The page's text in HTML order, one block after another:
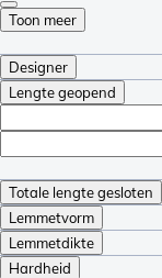
Toon meer
Designer
Lengte geopend
Totale lengte gesloten
Lemmetvorm
Lemmetdikte
Hardheid